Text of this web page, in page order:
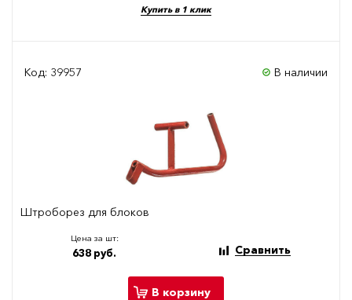
Купить в 1 клик
Код: 39957 В наличии
Штроборез для блоков
Цена за шт:
638 руб. Сравнить
В корзину